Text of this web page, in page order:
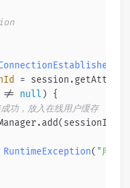
=
!= null ) {
功，放入在线用户缓存
RuntimeException( "用户